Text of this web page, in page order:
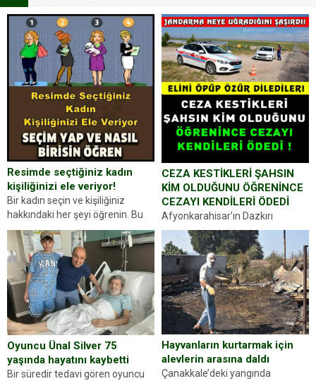
Resimde seçtiğiniz kadın
kişiliğinizi ele veriyor!
Bir kadın seçin ve kişiliğiniz
hakkındaki her şeyi öğrenin. Bu
kez karşınıza oldukça farklı bir
kişilik testiyle çıkıyoruz. Resimde
gördüğünüz kadın figürlerinden
dikkatinizi en...
CEZA KESTİKLERİ ŞAHSIN
KİM OLDUĞUNU ÖĞRENİNCE
CEZAYI KENDİLERİ ÖDEDİ
Afyonkarahisar’ın Dazkırı
ilçesinde trafik uygulaması
yapan jandarma ekipleri
durdurdukları bir otomobilin
sürücüsünden ehliyet ve ruhsat
sorup belgelerini istedi. Sürücü
Abdurrahman Ö.nün verdiği
evraklarda eksik olduğunu...
Oyuncu Ünal Silver 75
yaşında hayatını kaybetti
Bir süredir tedavi gören oyuncu
Hayvanların kurtarmak için
alevlerin arasına daldı
Çanakkale’deki yangında